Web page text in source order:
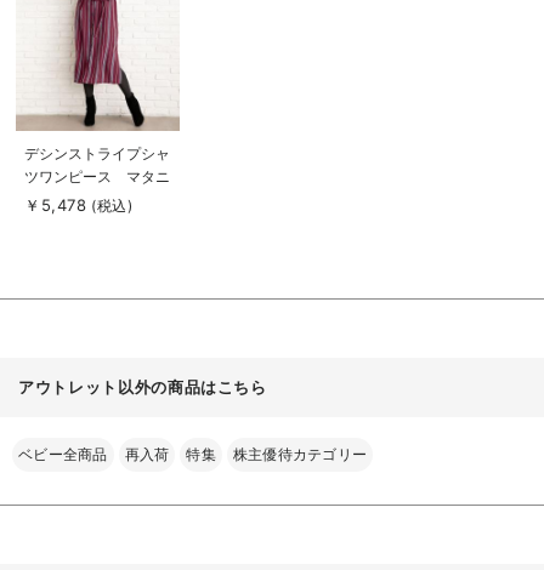
商
品
詳
細
を
デシンストライプシャ
ツワンピース マタニ
ティ・授乳服【出産後
￥5,478 (税込)
アウトレット以外の商品はこちら
ベビー全商品 再入荷 特集 株主優待カテゴリー